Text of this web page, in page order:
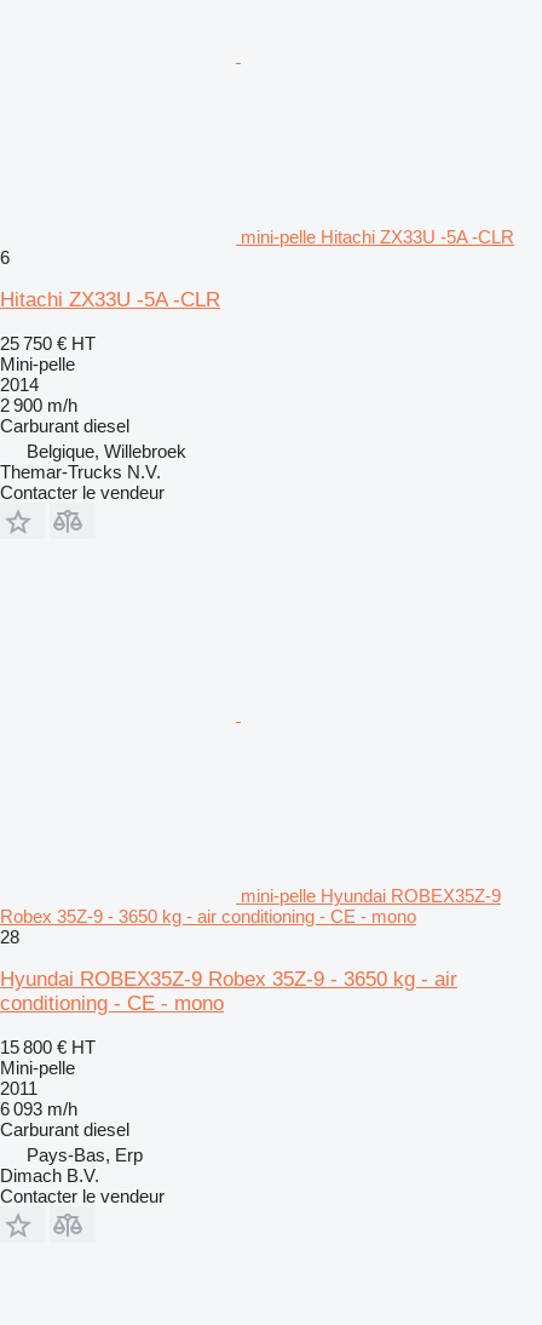
mini-pelle Hitachi ZX33U -5A -CLR
6
Hitachi ZX33U -5A -CLR
25 750 € HT
Mini-pelle
2014
2 900 m/h
Carburant diesel
Belgique, Willebroek
Themar-Trucks N.V.
Contacter le vendeur
mini-pelle Hyundai ROBEX35Z-9
Robex 35Z-9 - 3650 kg - air conditioning - CE - mono
28
Hyundai ROBEX35Z-9 Robex 35Z-9 - 3650 kg - air
conditioning - CE - mono
15 800 € HT
Mini-pelle
2011
6 093 m/h
Carburant diesel
Pays-Bas, Erp
Dimach B.V.
Contacter le vendeur